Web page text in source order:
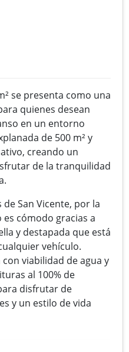
se presenta como una
quienes desean
en un entorno
de 500 m² y
creando un
de la tranquilidad
San Vicente, por la
es cómodo gracias a
y destapada que está
vehículo.
viabilidad de agua y
al 100% de
disfrutar de
y un estilo de vida